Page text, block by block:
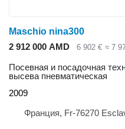
Maschio nina300
2 912 000 AMD
6 902 € ≈ 7
Посевная и посадочная
высева пневматическая
2009
Франция, Fr-76270